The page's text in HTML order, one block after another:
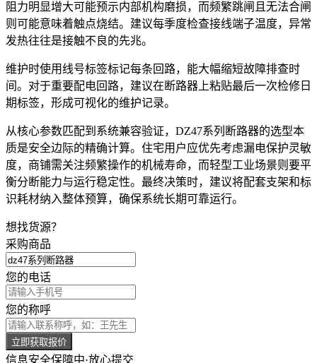
阻力明显增大可能预示内部机构磨损，而频繁跳闸且无法合闸
则可能意味着触点烧结。建议每季度检查接线端子温度，异常
发热往往是接触不良的先兆。
维护时使用线号标签标记每条回路，能大幅缩短故障排查时
间。对于重要配电回路，建议在断路器上粘贴最后一次检修日
期标签，形成可视化的维护记录。
从核心参数匹配到系统兼容验证，DZ47系列断路器的选型本
质是安全边际的精确计算。住宅用户应优先考虑漏电保护灵敏
度，商铺需关注频繁操作的机械寿命，而轻型工业场景则要平
衡分断能力与运行稳定性。最终决策时，建议将配套支架和标
识耗材纳入整体预算，确保系统长期可靠运行。
想找货源？
采购商品
您的电话
您的称呼
立即获取报价
信息安全保障中·放心提交